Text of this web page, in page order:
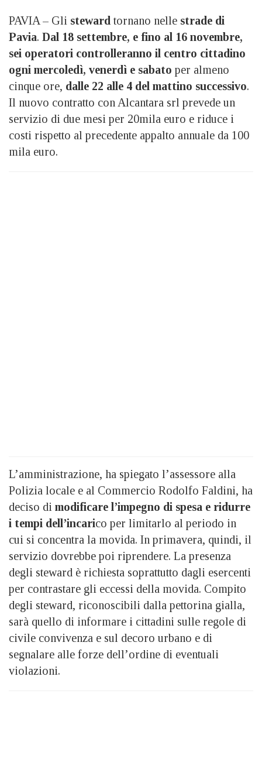
PAVIA – Gli steward tornano nelle strade di
Pavia. Dal 18 settembre, e fino al 16 novembre,
sei operatori controlleranno il centro cittadino
ogni mercoledì, venerdì e sabato per almeno
cinque ore, dalle 22 alle 4 del mattino successivo.
Il nuovo contratto con Alcantara srl prevede un
servizio di due mesi per 20mila euro e riduce i
costi rispetto al precedente appalto annuale da 100
mila euro.
L’amministrazione, ha spiegato l’assessore alla
Polizia locale e al Commercio Rodolfo Faldini, ha
deciso di modificare l’impegno di spesa e ridurre
i tempi dell’incarico per limitarlo al periodo in
cui si concentra la movida. In primavera, quindi, il
servizio dovrebbe poi riprendere. La presenza
degli steward è richiesta soprattutto dagli esercenti
per contrastare gli eccessi della movida. Compito
degli steward, riconoscibili dalla pettorina gialla,
sarà quello di informare i cittadini sulle regole di
civile convivenza e sul decoro urbano e di
segnalare alle forze dell’ordine di eventuali
violazioni.